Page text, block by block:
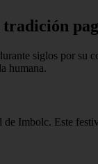
siglos por
humana.
Imbolc. Este